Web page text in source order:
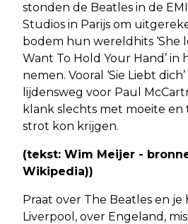
stonden de Beatles in de
Studios in Parijs om
bodem hun wereldhits ‘She
Want To Hold Your Hand’ in
nemen. Vooral ‘Sie Liebt
lijdensweg voor Paul
klank slechts met moeite en
strot kon krijgen.
(tekst: Wim Meijer -
Wikipedia))
Praat over The Beatles en je
Liverpool, over Engeland,